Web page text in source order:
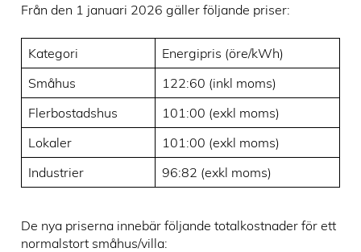
Från den 1 januari 2026 gäller följande priser:
Kategori
Energipris (öre/kWh)
Småhus
122:60 (inkl moms)
Flerbostadshus
101:00 (exkl moms)
Lokaler
101:00 (exkl moms)
Industrier
96:82 (exkl moms)
De nya priserna innebär följande totalkostnader för ett
normalstort småhus/villa: